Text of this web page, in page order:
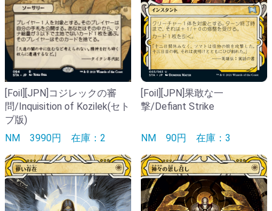
[Foil][JPN]コジレックの審
問/Inquisition of Kozilek(セト
ブ版)
NM 3990円 在庫：2
[Foil][JPN]果敢な一
撃/Defiant Strike
NM 90円 在庫：3